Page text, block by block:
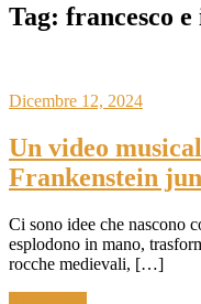
Tag: francesco
Dicembre 12, 2024
Un video
Frankenstein
Ci sono idee che nascono
esplodono in mano,
rocche medievali, […]